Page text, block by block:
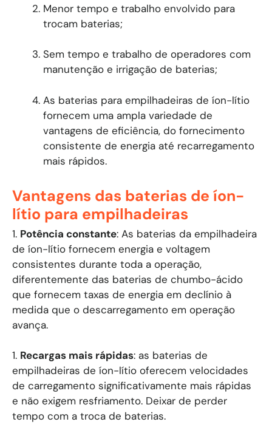
Menor tempo e trabalho envolvido para
trocam baterias;
Sem tempo e trabalho de operadores com
manutenção e irrigação de baterias;
As baterias para empilhadeiras de íon-lítio
fornecem uma ampla variedade de
vantagens de eficiência, do fornecimento
consistente de energia até recarregamento
mais rápidos.
Vantagens das baterias de íon-
lítio para empilhadeiras
1. Potência constante: As baterias da empilhadeira
de íon-lítio fornecem energia e voltagem
consistentes durante toda a operação,
diferentemente das baterias de chumbo-ácido
que fornecem taxas de energia em declínio à
medida que o descarregamento em operação
avança.
1. Recargas mais rápidas: as baterias de
empilhadeiras de íon-lítio oferecem velocidades
de carregamento significativamente mais rápidas
e não exigem resfriamento. Deixar de perder
tempo com a troca de baterias.